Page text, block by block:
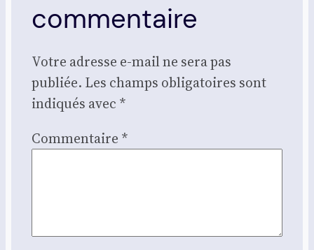
commentaire
Votre adresse e-mail ne sera pas
publiée. Les champs obligatoires sont
indiqués avec *
Commentaire *